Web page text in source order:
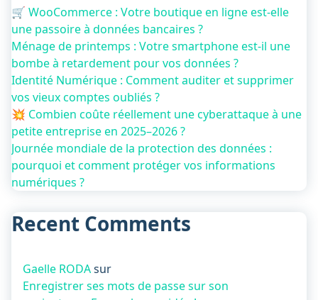
🛒 WooCommerce : Votre boutique en ligne est-elle
une passoire à données bancaires ?
Ménage de printemps : Votre smartphone est-il une
bombe à retardement pour vos données ?
Identité Numérique : Comment auditer et supprimer
vos vieux comptes oubliés ?
💥 Combien coûte réellement une cyberattaque à une
petite entreprise en 2025–2026 ?
Journée mondiale de la protection des données :
pourquoi et comment protéger vos informations
numériques ?
Recent Comments
Gaelle RODAsur
Enregistrer ses mots de passe sur son